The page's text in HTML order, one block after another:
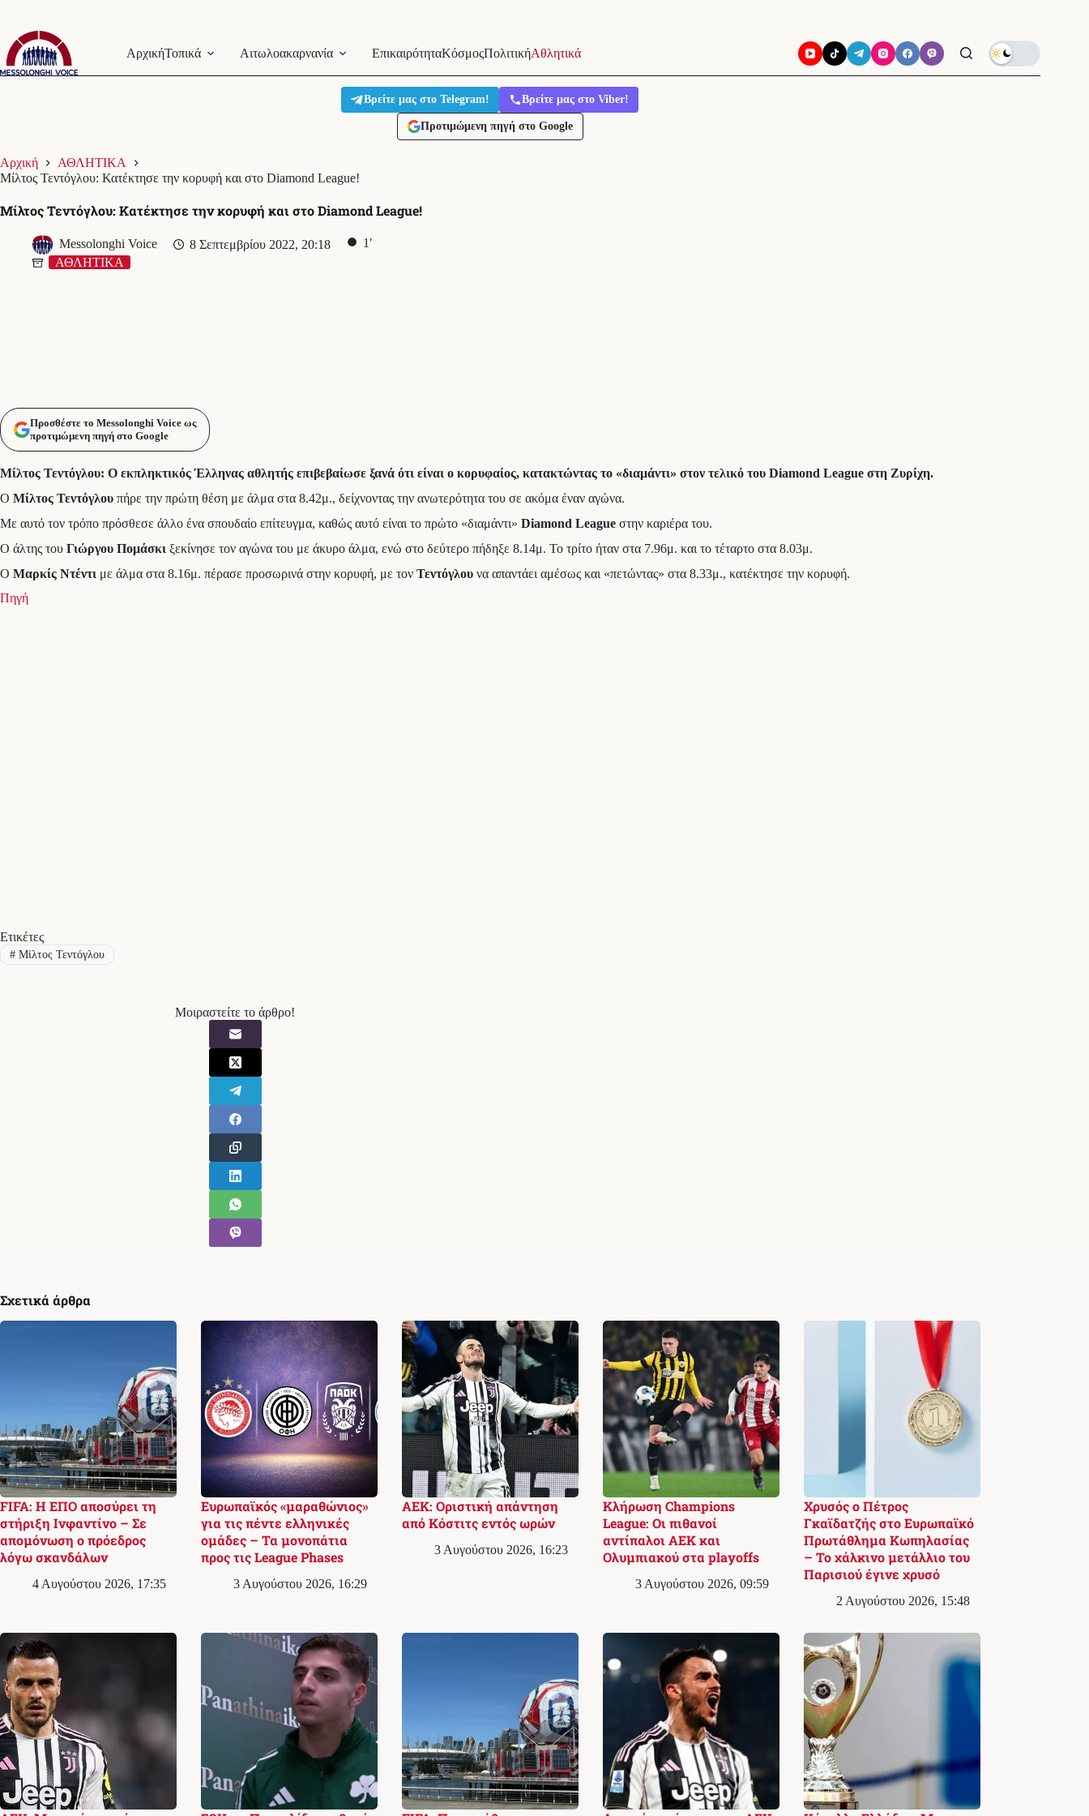
Μετάβαση
στο
περιεχόμενο
ΑρχικήΤοπικά Αιτωλοακαρνανία ΕπικαιρότηταΚόσμοςΠολιτικήΑθλητικά
Βρείτε μας στο Telegram! Βρείτε μας στο Viber!
Προτιμώμενη πηγή στο Google
Αρχική
ΑΘΛΗΤΙΚΑ
Μίλτος Τεντόγλου: Κατέκτησε την κορυφή και στο Diamond League!
Μίλτος Τεντόγλου: Κατέκτησε την κορυφή και στο Diamond League!
Messolonghi Voice 8 Σεπτεμβρίου 2022, 20:18
1′
ΑΘΛΗΤΙΚΑ
Προσθέστε το Messolonghi Voice ως
προτιμώμενη πηγή στο Google
Μίλτος Τεντόγλου: Ο εκπληκτικός Έλληνας αθλητής επιβεβαίωσε ξανά ότι είναι ο κορυφαίος, κατακτώντας το «διαμάντι» στον τελικό του Diamond League στη Ζυρίχη.
Ο Μίλτος Τεντόγλου πήρε την πρώτη θέση με άλμα στα 8.42μ., δείχνοντας την ανωτερότητα του σε ακόμα έναν αγώνα.
Με αυτό τον τρόπο πρόσθεσε άλλο ένα σπουδαίο επίτευγμα, καθώς αυτό είναι το πρώτο «διαμάντι» Diamond League στην καριέρα του.
Ο άλτης του Γιώργου Πομάσκι ξεκίνησε τον αγώνα του με άκυρο άλμα, ενώ στο δεύτερο πήδηξε 8.14μ. Το τρίτο ήταν στα 7.96μ. και το τέταρτο στα 8.03μ.
Ο Μαρκίς Ντέντι με άλμα στα 8.16μ. πέρασε προσωρινά στην κορυφή, με τον Τεντόγλου να απαντάει αμέσως και «πετώντας» στα 8.33μ., κατέκτησε την κορυφή.
Πηγή
Ετικέτες
#Μίλτος Τεντόγλου
Μοιραστείτε το άρθρο!
Σχετικά άρθρα
FIFA: Η ΕΠΟ αποσύρει τη
στήριξη Ινφαντίνο – Σε
απομόνωση ο πρόεδρος
λόγω σκανδάλων
4 Αυγούστου 2026, 17:35
Ευρωπαϊκός «μαραθώνιος»
για τις πέντε ελληνικές
ομάδες – Τα μονοπάτια
προς τις League Phases
3 Αυγούστου 2026, 16:29
ΑΕΚ: Οριστική απάντηση
από Κόστιτς εντός ωρών
3 Αυγούστου 2026, 16:23
Κλήρωση Champions
League: Οι πιθανοί
αντίπαλοι ΑΕΚ και
Ολυμπιακού στα playoffs
3 Αυγούστου 2026, 09:59
Χρυσός ο Πέτρος
Γκαϊδατζής στο Ευρωπαϊκό
Πρωτάθλημα Κωπηλασίας
– Το χάλκινο μετάλλιο του
Παρισιού έγινε χρυσό
2 Αυγούστου 2026, 15:48